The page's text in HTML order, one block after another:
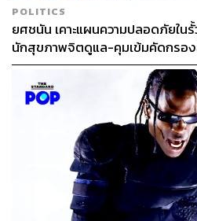
POLITICS
ยศชนัน เคาะแผนความปลอดภัยใน
นักสุขภาพจิตดูแล-คุมเข้มคัดกรอ